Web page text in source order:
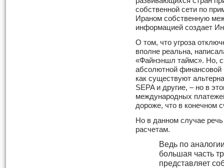
собственной сети по
Ираном собственную
информацией создает
О том, что угроза
вполне реальна,
«Файнэншл таймс». Но,
абсолютной финансовой
как существуют
SEPA и другие, – но в
международных
дороже, что в конечном
Но в данном случае
расчетам.
Ведь по
большая часть
представляет